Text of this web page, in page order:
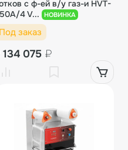
с ф-ей в/у газ-и HVT-
4 V...
НОВИНКА
Под заказ
134 075 ₽